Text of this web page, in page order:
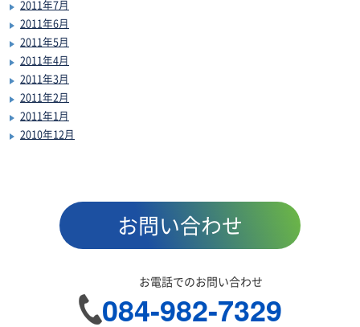
2011年7月
2011年6月
2011年5月
2011年4月
2011年3月
2011年2月
2011年1月
2010年12月
お問い合わせ
お電話でのお問い合わせ
084-982-7329